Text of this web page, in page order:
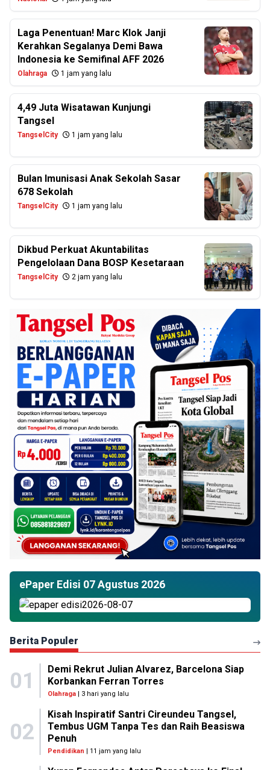
Laga Penentuan! Marc Klok Janji
Kerahkan Segalanya Demi Bawa
Indonesia ke Semifinal AFF 2026
Olahraga 1 jam yang lalu
4,49 Juta Wisatawan Kunjungi
Tangsel
TangselCity 1 jam yang lalu
Bulan Imunisasi Anak Sekolah Sasar
678 Sekolah
TangselCity 1 jam yang lalu
Dikbud Perkuat Akuntabilitas
Pengelolaan Dana BOSP Kesetaraan
TangselCity 2 jam yang lalu
ePaper Edisi 07 Agustus 2026
Berita Populer
01
Demi Rekrut Julian Alvarez, Barcelona Siap
Korbankan Ferran Torres
Olahraga| 3 hari yang lalu
02
Kisah Inspiratif Santri Cireundeu Tangsel,
Tembus UGM Tanpa Tes dan Raih Beasiswa
Penuh
Pendidikan | 11 jam yang lalu